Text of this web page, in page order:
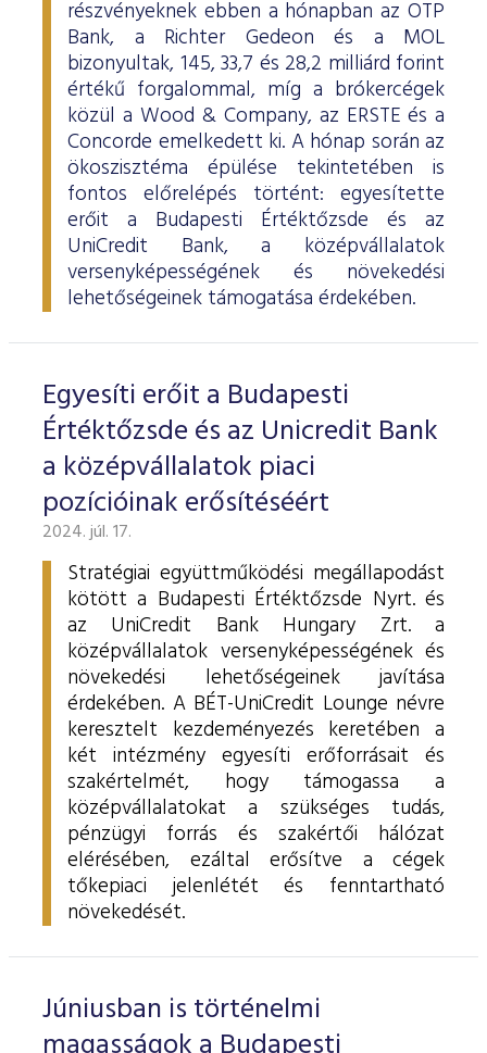
részvényeknek ebben a hónapban az OTP
Bank, a Richter Gedeon és a MOL
bizonyultak, 145, 33,7 és 28,2 milliárd forint
értékű forgalommal, míg a brókercégek
közül a Wood & Company, az ERSTE és a
Concorde emelkedett ki. A hónap során az
ökoszisztéma épülése tekintetében is
fontos előrelépés történt: egyesítette
erőit a Budapesti Értéktőzsde és az
UniCredit Bank, a középvállalatok
versenyképességének és növekedési
lehetőségeinek támogatása érdekében.
Egyesíti erőit a Budapesti
Értéktőzsde és az Unicredit Bank
a középvállalatok piaci
pozícióinak erősítéséért
2024. júl. 17.
Stratégiai együttműködési megállapodást
kötött a Budapesti Értéktőzsde Nyrt. és
az UniCredit Bank Hungary Zrt. a
középvállalatok versenyképességének és
növekedési lehetőségeinek javítása
érdekében. A BÉT-UniCredit Lounge névre
keresztelt kezdeményezés keretében a
két intézmény egyesíti erőforrásait és
szakértelmét, hogy támogassa a
középvállalatokat a szükséges tudás,
pénzügyi forrás és szakértői hálózat
elérésében, ezáltal erősítve a cégek
tőkepiaci jelenlétét és fenntartható
növekedését.
Júniusban is történelmi